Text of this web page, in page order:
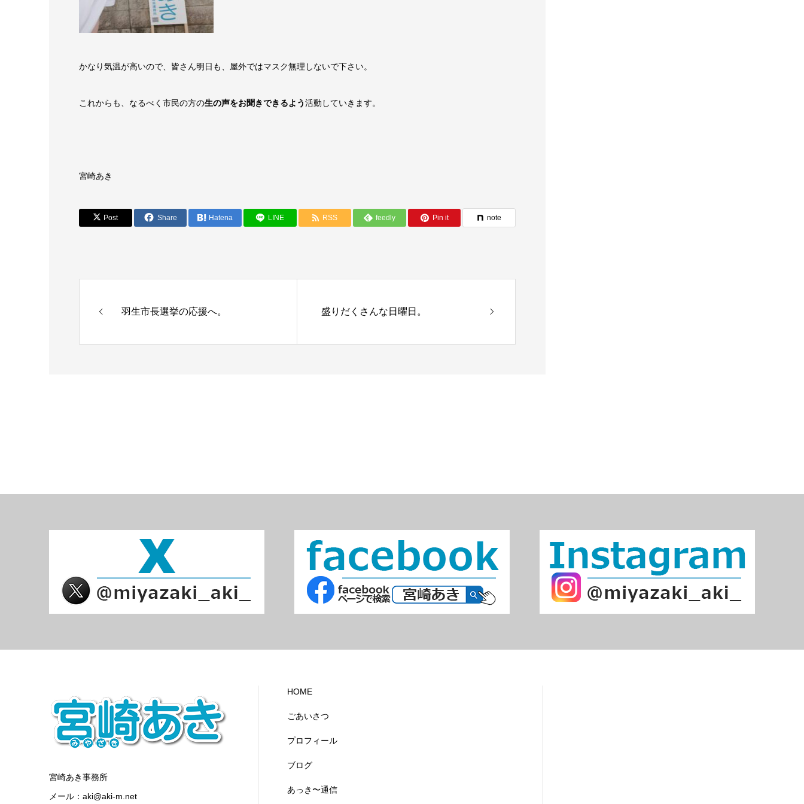
かなり気温が高いので、皆さん明日も、屋外ではマスク無理しないで下さい。
これからも、なるべく市民の方の生の声をお聞きできるよう活動していきます。
宮崎あき
Post Share Hatena LINE RSS feedly Pin it note
羽生市長選挙の応援へ。 盛りだくさんな日曜日。
宮崎あき事務所
メール：aki@aki-m.net
HOME
ごあいさつ
プロフィール
ブログ
あっき〜通信